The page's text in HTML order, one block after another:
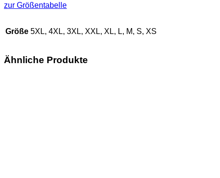
zur Größentabelle
Größe 5XL, 4XL, 3XL, XXL, XL, L, M, S, XS
Ähnliche Produkte